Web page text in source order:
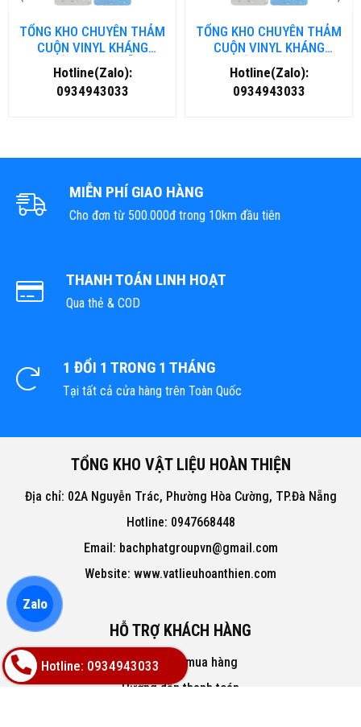
TỔNG KHO CHUYÊN THẢM
CUỘN VINYL KHÁNG
KHUẨN TẠI ĐÀ NẴNG
Hotline(Zalo):
0934943033
TỔNG KHO CHUYÊN THẢM
CUỘN VINYL KHÁNG
KHUẨN TẠI HÀ NỘI
Hotline(Zalo):
0934943033
MIỄN PHÍ GIAO HÀNG
Cho đơn từ 500.000đ trong 10km đầu tiên
THANH TOÁN LINH HOẠT
Qua thẻ & COD
1 ĐỔI 1 TRONG 1 THÁNG
Tại tất cả cửa hàng trên Toàn Quốc
TỔNG KHO VẬT LIỆU HOÀN THIỆN
Địa chỉ: 02A Nguyễn Trác, Phường Hòa Cường, TP.Đà Nẵng
Hotline: 0947668448
Email: bachphatgroupvn@gmail.com
Website: www.vatlieuhoanthien.com
HỖ TRỢ KHÁCH HÀNG
Hướng dẫn mua hàng
Hướng dẫn thanh toán
Hotline: 0934943033
Zalo